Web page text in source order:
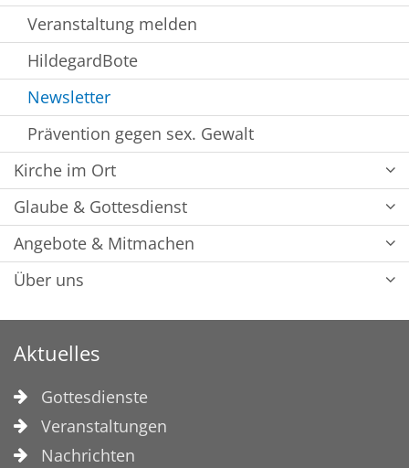
Veranstaltung melden
HildegardBote
Newsletter
Prävention gegen sex. Gewalt
Kirche im Ort
Glaube & Gottesdienst
Angebote & Mitmachen
Über uns
Aktuelles
Gottesdienste
Veranstaltungen
Nachrichten